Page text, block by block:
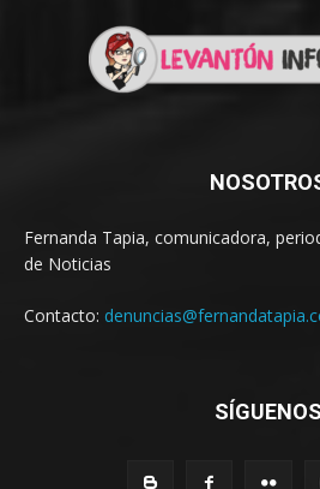
Fernanda Tapia, comunicadora,
de Noticias
Contacto:
SÍGUENOS